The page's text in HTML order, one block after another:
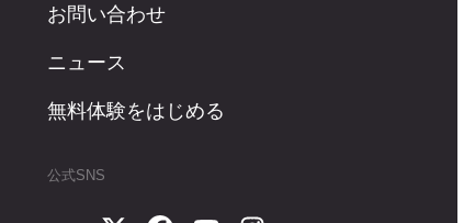
お問い合わせ
ニュース
無料体験をはじめる
公式SNS